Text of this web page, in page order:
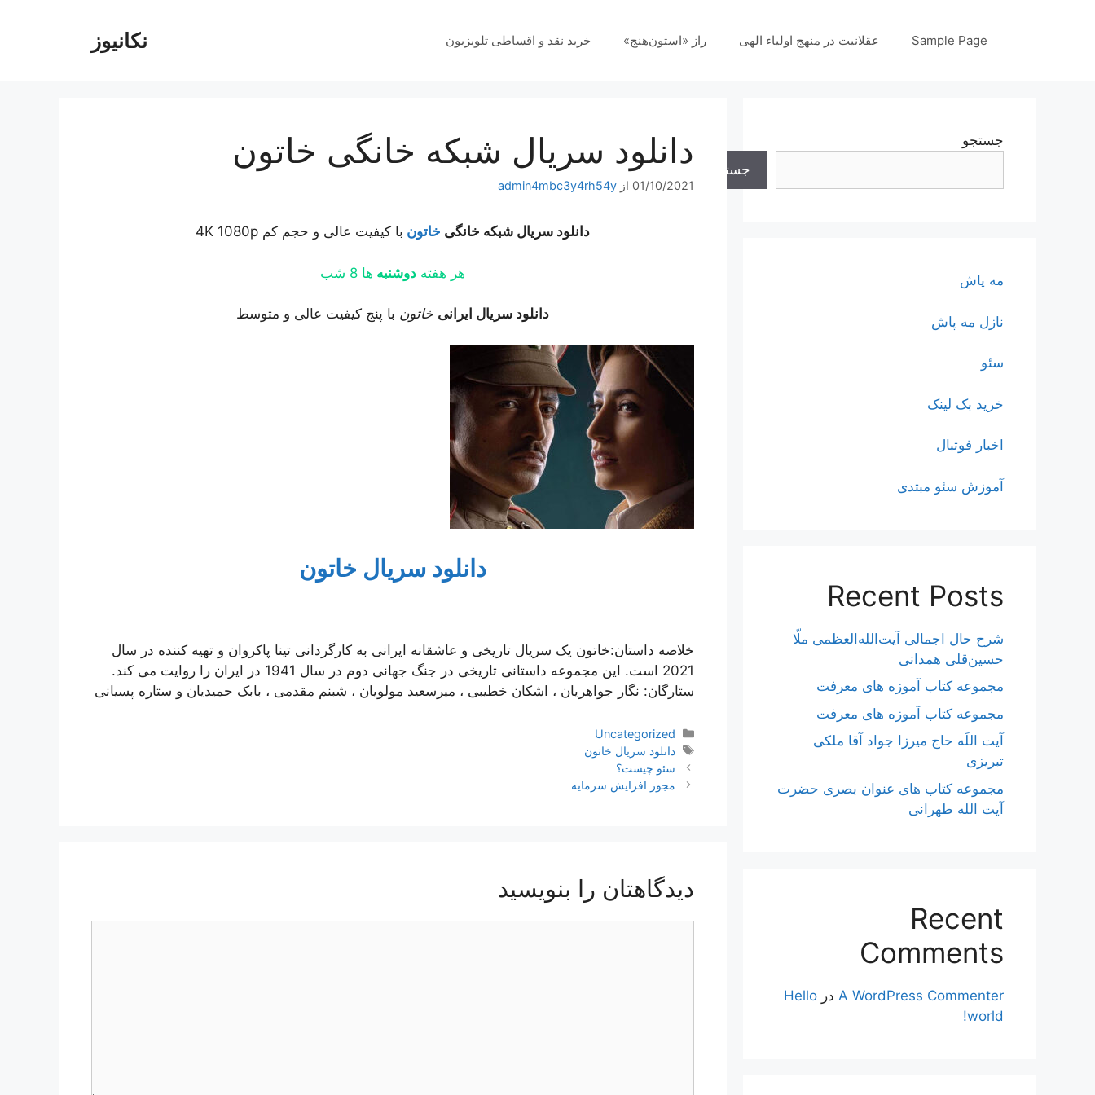
نکانیوز Sample Page عقلانیت در منهج اولیاء الهی راز «استون‌هنج» خرید نقد و اقساطی تلویزیون
دانلود سریال شبکه خانگی خاتون
01/10/2021 از admin4mbc3y4rh54y
دانلود سریال شبکه خانگی خاتون با کیفیت عالی و حجم کم 4K 1080p
هر هفته دوشنبه ها 8 شب
دانلود سریال ایرانی خاتون با پنج کیفیت عالی و متوسط
دانلود سریال خاتون
خلاصه داستان:خاتون یک سریال تاریخی و عاشقانه ایرانی به کارگردانی تینا پاکروان و تهیه کننده در سال
2021 است. این مجموعه داستانی تاریخی در جنگ جهانی دوم در سال 1941 در ایران را روایت می کند.
ستارگان: نگار جواهریان ، اشکان خطیبی ، میرسعید مولویان ، شبنم مقدمی ، بابک حمیدیان و ستاره پسیانی
دسته‌ها
Uncategorized
برچسب‌ها
دانلود سریال خاتون
ناوبری
نوشته‌ها
سئو چیست؟
مجوز افزایش سرمایه
دیدگاهتان را بنویسید
جستجو
جستجو
مه پاش
نازل مه پاش
سئو
خرید بک لینک
اخبار فوتبال
آموزش سئو مبتدی
Recent Posts
شرح حال اجمالی آیت‌الله‌العظمی ملّا
حسین‌قلی همدانی
مجموعه کتاب آموزه های معرفت
مجموعه کتاب آموزه های معرفت
آیت اللَه حاج میرزا جواد آقا ملکی
تبریزی
مجموعه کتاب های عنوان بصری حضرت
آیت الله طهرانی
Recent
Comments
A WordPress Commenter در Hello
world!